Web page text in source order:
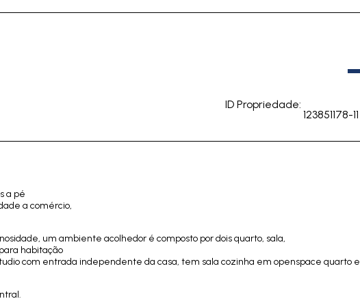
ID Propriedade:
123851178-11
a pé
a comércio,
um ambiente acolhedor é composto por dois quarto, sala,
habitação
com entrada independente da casa, tem sala cozinha em openspace quarto e